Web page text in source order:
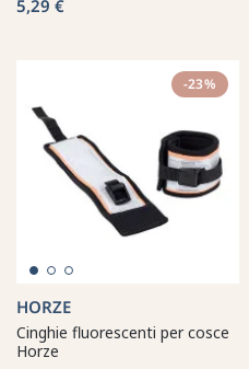
5,29 €
-23%
HORZE
Cinghie fluorescenti per cosce
Horze